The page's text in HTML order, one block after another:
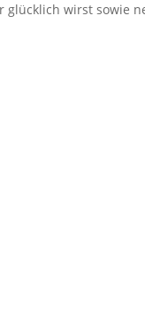
glücklich wirst sowie